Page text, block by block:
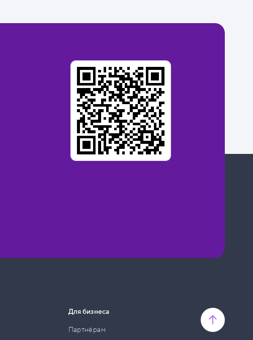
Для бизнеса
Партнёрам